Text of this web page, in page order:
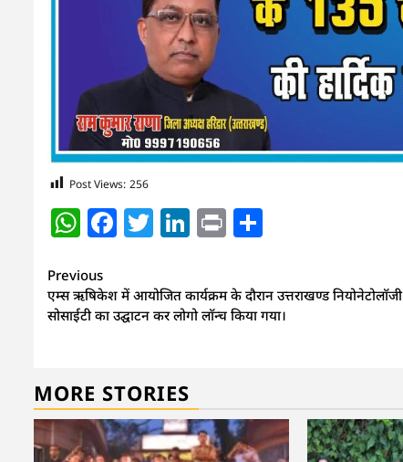
Post Views: 256
WhatsApp
Facebook
Twitter
LinkedIn
Print
Continue
Reading
Previous
एम्स ऋषिकेश में आयोजित कार्यक्रम के दौरान उत्तराखण्ड नियोनेटोलाॅजी
सोसाईटी का उद्घाटन कर लोगो लाॅन्च किया गया।
MORE STORIES